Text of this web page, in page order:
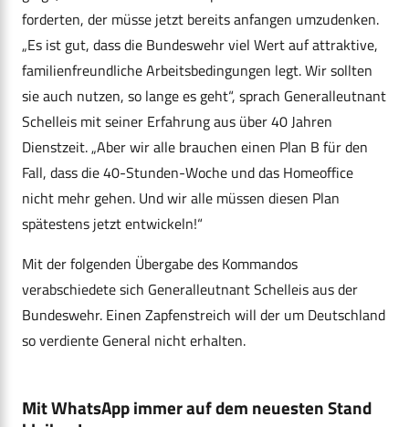
forderten, der müsse jetzt bereits anfangen umzudenken.
„Es ist gut, dass die Bundeswehr viel Wert auf attraktive,
familienfreundliche Arbeitsbedingungen legt. Wir sollten
sie auch nutzen, so lange es geht“, sprach Generalleutnant
Schelleis mit seiner Erfahrung aus über 40 Jahren
Dienstzeit. „Aber wir alle brauchen einen Plan B für den
Fall, dass die 40-Stunden-Woche und das Homeoffice
nicht mehr gehen. Und wir alle müssen diesen Plan
spätestens jetzt entwickeln!“
Mit der folgenden Übergabe des Kommandos
verabschiedete sich Generalleutnant Schelleis aus der
Bundeswehr. Einen Zapfenstreich will der um Deutschland
so verdiente General nicht erhalten.
Mit WhatsApp immer auf dem neuesten Stand